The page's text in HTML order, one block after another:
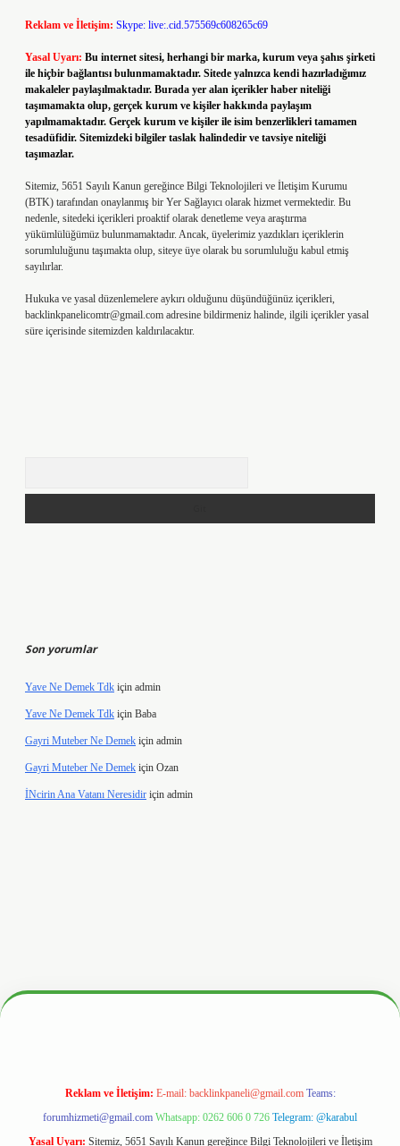
Reklam ve İletişim: Skype: live:.cid.575569c608265c69
Yasal Uyarı: Bu internet sitesi, herhangi bir marka, kurum veya şahıs şirketi
ile hiçbir bağlantısı bulunmamaktadır. Sitede yalnızca kendi hazırladığımız
makaleler paylaşılmaktadır. Burada yer alan içerikler haber niteliği
taşımamakta olup, gerçek kurum ve kişiler hakkında paylaşım
yapılmamaktadır. Gerçek kurum ve kişiler ile isim benzerlikleri tamamen
tesadüfidir. Sitemizdeki bilgiler taslak halindedir ve tavsiye niteliği
taşımazlar.
Sitemiz, 5651 Sayılı Kanun gereğince Bilgi Teknolojileri ve İletişim Kurumu
(BTK) tarafından onaylanmış bir Yer Sağlayıcı olarak hizmet vermektedir. Bu
nedenle, sitedeki içerikleri proaktif olarak denetleme veya araştırma
yükümlülüğümüz bulunmamaktadır. Ancak, üyelerimiz yazdıkları içeriklerin
sorumluluğunu taşımakta olup, siteye üye olarak bu sorumluluğu kabul etmiş
sayılırlar.
Hukuka ve yasal düzenlemelere aykırı olduğunu düşündüğünüz içerikleri,
backlinkpanelicomtr@gmail.com adresine bildirmeniz halinde, ilgili içerikler yasal
süre içerisinde sitemizden kaldırılacaktır.
Son yorumlar
Yave Ne Demek Tdk için admin
Yave Ne Demek Tdk için Baba
Gayri Muteber Ne Demek için admin
Gayri Muteber Ne Demek için Ozan
İNcirin Ana Vatanı Neresidir için admin
Reklam ve İletişim: E-mail: backlinkpaneli@gmail.com Teams:
forumhizmeti@gmail.com Whatsapp: 0262 606 0 726 Telegram: @karabul
Yasal Uyarı: Sitemiz, 5651 Sayılı Kanun gereğince Bilgi Teknolojileri ve İletişim